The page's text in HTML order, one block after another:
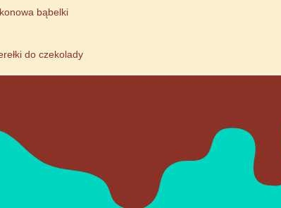
bąbelki
do czekolady